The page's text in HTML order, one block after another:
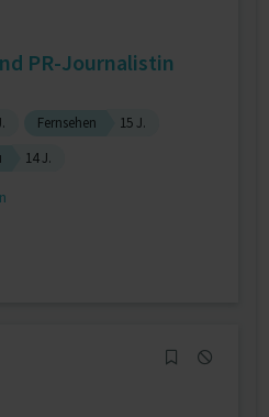
PR-Journalistin
Fernsehen
15 J.
14 J.